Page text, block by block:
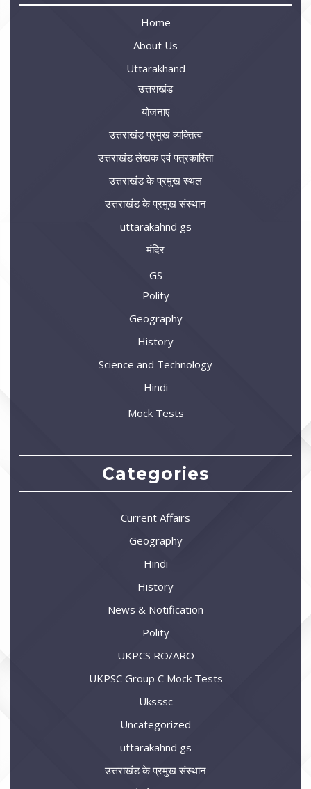
Home
About Us
Uttarakhand
उत्तराखंड
योजनाए
उत्तराखंड प्रमुख व्यक्तित्व
उत्तराखंड लेखक एवं पत्रकारिता
उत्तराखंड के प्रमुख स्थल
उत्तराखंड के प्रमुख संस्थान
uttarakahnd gs
मंदिर
GS
Polity
Geography
History
Science and Technology
Hindi
Mock Tests
Categories
Current Affairs
Geography
Hindi
History
News & Notification
Polity
UKPCS RO/ARO
UKPSC Group C Mock Tests
Uksssc
Uncategorized
uttarakahnd gs
उत्तराखंड के प्रमुख संस्थान